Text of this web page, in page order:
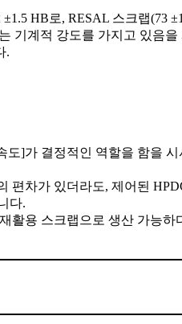
HB로, RESAL 스크랩(73
기계적 강도를 가지고 있음
.
]가 결정적인 역할을 함을
편차가 있더라도, 제어된
다.
활용 스크랩으로 생산 가능